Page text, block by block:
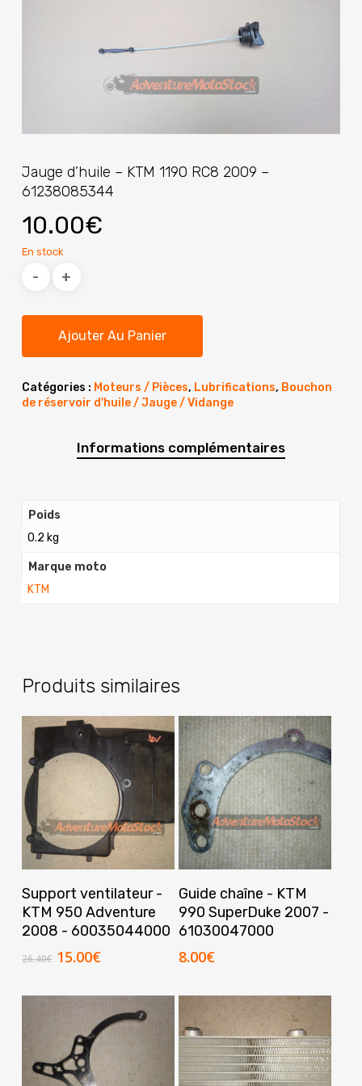
Jauge d’huile – KTM 1190 RC8 2009 –
61238085344
10.00€
En stock
Ajouter Au Panier
Catégories : Moteurs / Pièces, Lubrifications, Bouchon
de réservoir d'huile / Jauge / Vidange
Informations complémentaires
Poids
0.2 kg
Marque moto
KTM
Produits similaires
Ajouter Au Panier
Support ventilateur -
KTM 950 Adventure
2008 - 60035044000
26.40€ Le
initial
était :
26.40€.
15.00€Le
actuel
est :
15.00€.
Ajouter Au Panier
Guide chaîne - KTM
990 SuperDuke 2007 -
61030047000
8.00€